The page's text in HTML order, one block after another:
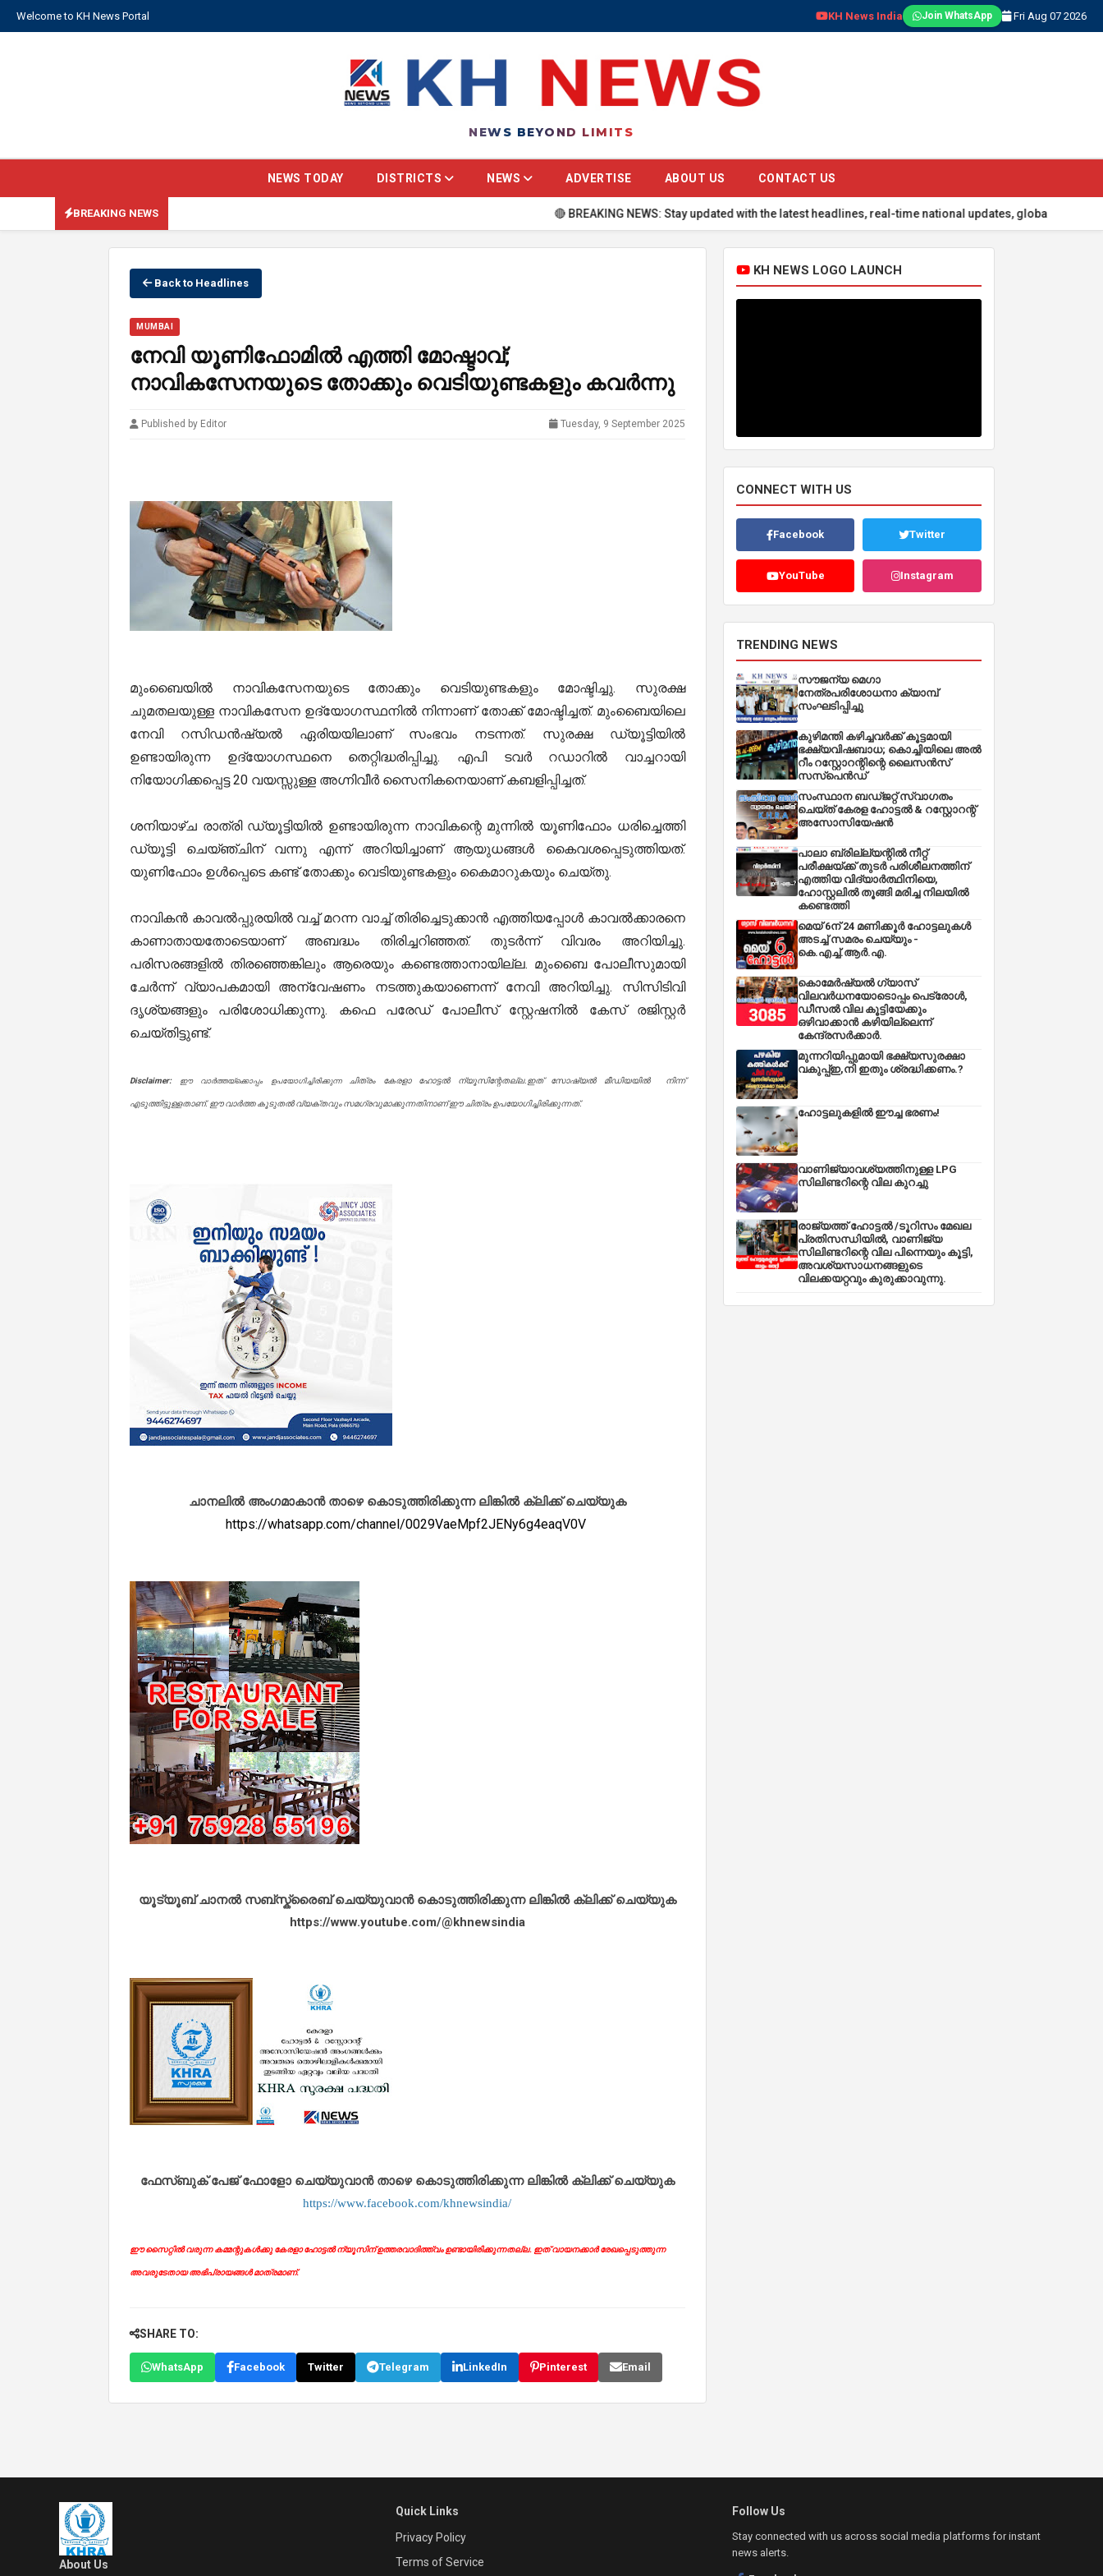
Welcome to KH News Portal KH News India Join WhatsApp Fri Aug 07 2026
NEWS BEYOND LIMITS
NEWS TODAY DISTRICTS NEWS ADVERTISE ABOUT US CONTACT US
BREAKING NEWS 🔴 BREAKING NEWS: Stay updated with the latest headlines, real-time national updates, global events,
Back to Headlines
MUMBAI
നേവി യൂണിഫോമിൽ എത്തി മോഷ്ടാവ്;
നാവികസേനയുടെ തോക്കും വെടിയുണ്ടകളും കവർന്നു
Published by Editor Tuesday, 9 September 2025
മുംബൈയിൽ നാവികസേനയുടെ തോക്കും വെടിയുണ്ടകളും മോഷ്ടിച്ചു. സുരക്ഷ
ചുമതലയുള്ള നാവികസേന ഉദ്യോഗസ്ഥനിൽ നിന്നാണ് തോക്ക് മോഷ്ടിച്ചത്. മുംബൈയിലെ
നേവി റസിഡൻഷ്യൽ ഏരിയയിലാണ് സംഭവം നടന്നത്. സുരക്ഷ ഡ്യൂട്ടിയിൽ
ഉണ്ടായിരുന്ന ഉദ്യോഗസ്ഥനെ തെറ്റിദ്ധരിപ്പിച്ചു. എപി ടവർ റഡാറിൽ വാച്ചറായി
നിയോഗിക്കപ്പെട്ട 20 വയസ്സുള്ള അഗ്നിവീർ സൈനികനെയാണ് കബളിപ്പിച്ചത്.
ശനിയാഴ്ച രാത്രി ഡ്യൂട്ടിയിൽ ഉണ്ടായിരുന്ന നാവികന്റെ മുന്നിൽ യൂണിഫോം ധരിച്ചെത്തി
ഡ്യൂട്ടി ചെയ്ഞ്ചിന് വന്നു എന്ന് അറിയിച്ചാണ് ആയുധങ്ങൾ കൈവശപ്പെടുത്തിയത്.
യുണിഫോം ഉൾപ്പെടെ കണ്ട് തോക്കും വെടിയുണ്ടകളും കൈമാറുകയും ചെയ്തു.
നാവികൻ കാവൽപ്പുരയിൽ വച്ച് മറന്ന വാച്ച് തിരിച്ചെടുക്കാൻ എത്തിയപ്പോൾ കാവൽക്കാരനെ
കാണാതായതോടെയാണ് അബദ്ധം തിരിച്ചറിഞ്ഞത്. തുടർന്ന് വിവരം അറിയിച്ചു.
പരിസരങ്ങളിൽ തിരഞ്ഞെങ്കിലും ആരെയും കണ്ടെത്താനായില്ല. മുംബൈ പോലീസുമായി
ചേർന്ന് വ്യാപകമായി അന്വേഷണം നടത്തുകയാണെന്ന് നേവി അറിയിച്ചു. സിസിടിവി
ദൃശ്യങ്ങളും പരിശോധിക്കുന്നു. കഫെ പരേഡ് പോലീസ് സ്റ്റേഷനിൽ കേസ് രജിസ്റ്റർ
ചെയ്തിട്ടുണ്ട്.
Disclaimer: ഈ വാർത്തയ്ക്കൊപ്പം ഉപയോഗിച്ചിരിക്കുന്ന ചിത്രം കേരളാ ഹോട്ടൽ ന്യൂസിന്റേതല്ല.ഇത് സോഷ്യൽ മീഡിയയിൽ നിന്ന്
എടുത്തിട്ടുള്ളതാണ്. ഈ വാർത്ത കൂടുതൽ വ്യക്തവും സമഗ്രവുമാക്കുന്നതിനാണ് ഈ ചിത്രം ഉപയോഗിച്ചിരിക്കുന്നത്.
ചാനലിൽ അംഗമാകാൻ താഴെ കൊടുത്തിരിക്കുന്ന ലിങ്കിൽ ക്ലിക്ക് ചെയ്യുക
https://whatsapp.com/channel/0029VaeMpf2JENy6g4eaqV0V
യൂട്യൂബ് ചാനൽ സബ്സ്ക്രൈബ് ചെയ്യുവാൻ കൊടുത്തിരിക്കുന്ന ലിങ്കിൽ ക്ലിക്ക് ചെയ്യുക
https://www.youtube.com/@khnewsindia
ഫേസ്ബുക് പേജ് ഫോളോ ചെയ്യുവാൻ താഴെ കൊടുത്തിരിക്കുന്ന ലിങ്കിൽ ക്ലിക്ക് ചെയ്യുക
https://www.facebook.com/khnewsindia/
ഈ സൈറ്റിൽ വരുന്ന കമ്മന്റുകൾക്കു കേരളാ ഹോട്ടൽ ന്യൂസിന് ഉത്തരവാദിത്ത്വം ഉണ്ടായിരിക്കുന്നതല്ല. ഇത് വായനക്കാർ രേഖപ്പെടുത്തുന്ന
അവരുടേതായ അഭിപ്രായങ്ങൾ മാത്രമാണ്.
SHARE TO:
WhatsApp Facebook Twitter Telegram LinkedIn Pinterest Email
KH NEWS LOGO LAUNCH
CONNECT WITH US
Facebook Twitter
YouTube Instagram
TRENDING NEWS
സൗജന്യ മെഗാ
നേത്രപരിശോധനാ ക്യാമ്പ്
സംഘടിപ്പിച്ചു
കുഴിമന്തി കഴിച്ചവർക്ക് കൂട്ടമായി
ഭക്ഷ്യവിഷബാധ; കൊച്ചിയിലെ അൽ
റീം റസ്റ്റോറന്റിന്റെ ലൈസൻസ്
സസ്പെൻഡ്
സംസ്ഥാന ബഡ്‌ജറ്റ് സ്വാഗതം
ചെയ്ത് കേരള ഹോട്ടൽ & റസ്റ്റോറന്റ്
അസോസിയേഷൻ
പാലാ ബ്രില്ല്യന്റിൽ നീറ്റ്
പരീക്ഷയ്ക്ക് തുടർ പരിശീലനത്തിന്
എത്തിയ വിദ്യാർത്ഥിനിയെ,
ഹോസ്റ്റലിൽ തൂങ്ങി മരിച്ച നിലയിൽ
കണ്ടെത്തി
മെയ് 6ന് 24 മണിക്കൂർ ഹോട്ടലുകൾ
അടച്ച് സമരം ചെയ്യും -
കെ.എച്ച്.ആർ.എ.
കൊമേർഷ്യൽ ഗ്യാസ്
വിലവർധനയോടൊപ്പം പെട്രോൾ,
ഡീസല്‍ വില കൂട്ടിയേക്കും
ഒഴിവാക്കാന്‍ കഴിയില്ലെന്ന്
കേന്ദ്രസര്‍ക്കാര്‍.
മുന്നറിയിപ്പുമായി ഭക്ഷ്യസുരക്ഷാ
വകുപ്പ്ഇ,നി ഇതും ശ്രദ്ധിക്കണം.?
ഹോട്ടലുകളിൽ ഈച്ച ഭരണം!
വാണിജ്യാവശ്യത്തിനുള്ള LPG
സിലിണ്ടറിന്റെ വില കുറച്ചു
രാജ്യത്ത് ഹോട്ടൽ /ടൂറിസം മേഖല
പ്രതിസന്ധിയിൽ, വാണിജ്യ
സിലിണ്ടറിന്റെ വില പിന്നെയും കൂട്ടി,
അവശ്യസാധനങ്ങളുടെ
വിലക്കയറ്റവും കുരുക്കാവുന്നു.
About Us
Quick Links
Privacy Policy
Terms of Service
Follow Us
Stay connected with us across social media platforms for instant
news alerts.